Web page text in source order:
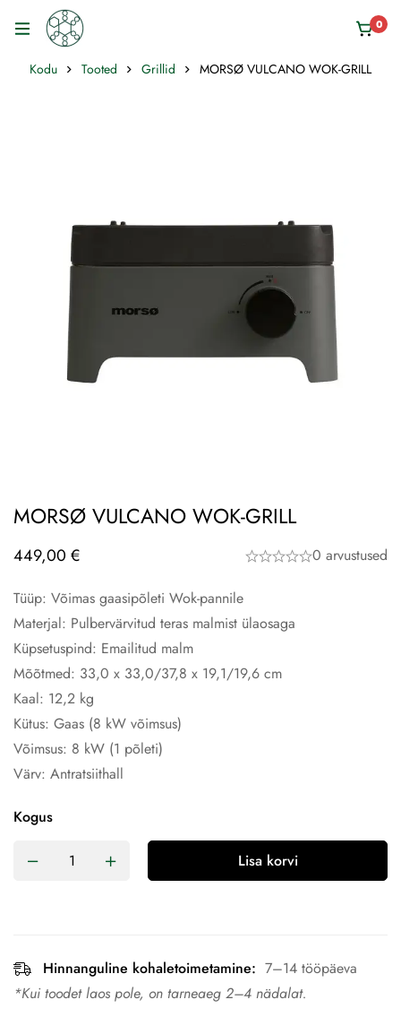
0
Kodu Tooted Grillid MORSØ VULCANO WOK-GRILL
MORSØ VULCANO WOK-GRILL
449,00 € 0 arvustused
Tüüp: Võimas gaasipõleti Wok-pannile
Materjal: Pulbervärvitud teras malmist ülaosaga
Küpsetuspind: Emailitud malm
Mõõtmed: 33,0 x 33,0/37,8 x 19,1/19,6 cm
Kaal: 12,2 kg
Kütus: Gaas (8 kW võimsus)
Võimsus: 8 kW (1 põleti)
Värv: Antratsiithall
Kogus
Lisa korvi
Hinnanguline kohaletoimetamine: 7–14 tööpäeva
*Kui toodet laos pole, on tarneaeg 2–4 nädalat.